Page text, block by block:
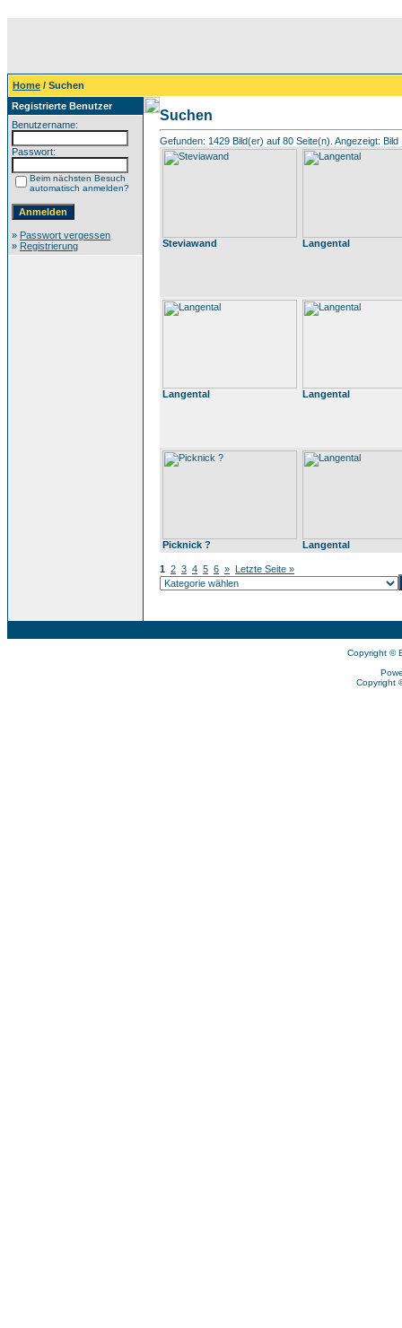
Home / Suchen
Registrierte Benutzer
Benutzername:
Passwort:
Beim nächsten Besuch
automatisch anmelden?
» Passwort vergessen
» Registrierung
Suchen
Gefunden: 1429 Bild(er) auf 80 Seite(n). Angezeigt: Bild
Steviawand Langental
Langental Langental
Picknick ? Langental
1 2 3 4 5 6 » Letzte Seite »
Copyright ©
Copyright